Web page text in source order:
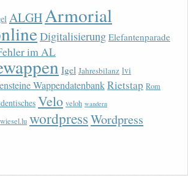
ALGHArmorial
Digitalisierung Elefantenparade
im AL
Igel Jahresbilanz lvi
WappendatenbankRietstap Rom
Velo veloh wandern
wiesel.lu wordpressWordpress